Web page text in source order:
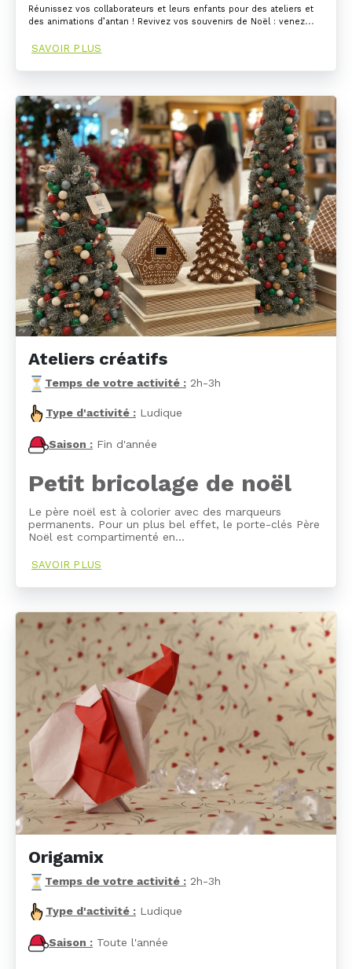
Réunissez vos collaborateurs et leurs enfants pour des ateliers et
des animations d’antan ! Revivez vos souvenirs de Noël : venez…
SAVOIR PLUS
Ateliers créatifs
Temps de votre activité : 2h-3h
Type d'activité : Ludique
Saison : Fin d'année
Petit bricolage de noël
Le père noël est à colorier avec des marqueurs
permanents. Pour un plus bel effet, le porte-clés Père
Noël est compartimenté en…
SAVOIR PLUS
Origamix
Temps de votre activité : 2h-3h
Type d'activité : Ludique
Saison : Toute l'année